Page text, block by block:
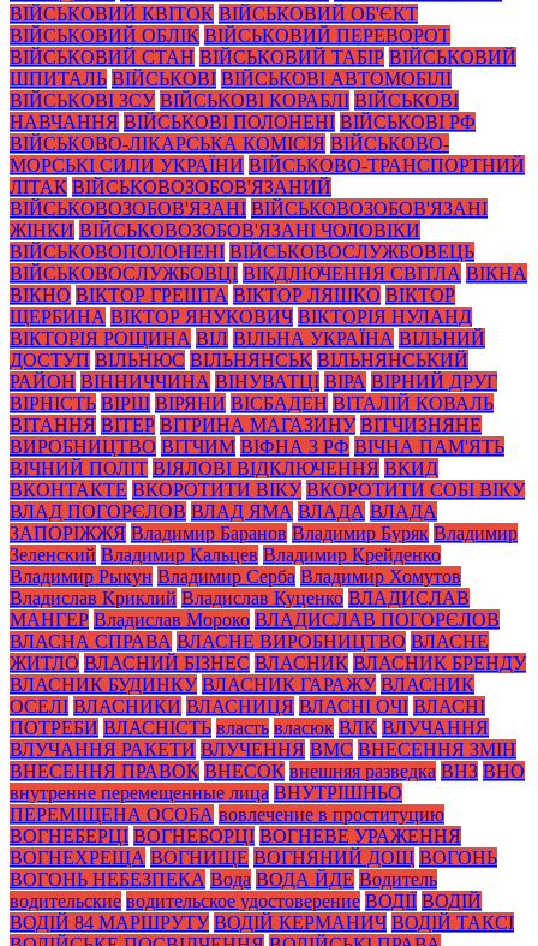
ВІЙСЬКОВИЙ КВІТОК ВІЙСЬКОВИЙ ОБ'ЄКТ
ВІЙСЬКОВИЙ ОБЛІК ВІЙСЬКОВИЙ ПЕРЕВОРОТ
ВІЙСЬКОВИЙ СТАН ВІЙСЬКОВИЙ ТАБІР ВІЙСЬКОВИЙ
ШПИТАЛЬ ВІЙСЬКОВІ ВІЙСЬКОВІ АВТОМОБІЛІ
ВІЙСЬКОВІ ЗСУ ВІЙСЬКОВІ КОРАБЛІ ВІЙСЬКОВІ
НАВЧАННЯ ВІЙСЬКОВІ ПОЛОНЕНІ ВІЙСЬКОВІ РФ
ВІЙСЬКОВО-ЛІКАРСЬКА КОМІСІЯ ВІЙСЬКОВО-
МОРСЬКІ СИЛИ УКРАЇНИ ВІЙСЬКОВО-ТРАНСПОРТНИЙ
ЛІТАК ВІЙСЬКОВОЗОБОВ'ЯЗАНИЙ
ВІЙСЬКОВОЗОБОВ'ЯЗАНІ ВІЙСЬКОВОЗОБОВ'ЯЗАНІ
ЖІНКИ ВІЙСЬКОВОЗОБОВ'ЯЗАНІ ЧОЛОВІКИ
ВІЙСЬКОВОПОЛОНЕНІ ВІЙСЬКОВОСЛУЖБОВЕЦЬ
ВІЙСЬКОВОСЛУЖБОВЦІ ВІКДЛЮЧЕННЯ СВІТЛА ВІКНА
ВІКНО ВІКТОР ГРЕШТА ВІКТОР ЛЯШКО ВІКТОР
ЩЕРБИНА ВІКТОР ЯНУКОВИЧ ВІКТОРІЯ НУЛАНД
ВІКТОРІЯ РОЩИНА ВІЛ ВІЛЬНА УКРАЇНА ВІЛЬНИЙ
ДОСТУП ВІЛЬНЮС ВІЛЬНЯНСЬК ВІЛЬНЯНСЬКИЙ
РАЙОН ВІННИЧЧИНА ВІНУВАТЦІ ВІРА ВІРНИЙ ДРУГ
ВІРНІСТЬ ВІРШ ВІРЯНИ ВІСБАДЕН ВІТАЛІЙ КОВАЛЬ
ВІТАННЯ ВІТЕР ВІТРИНА МАГАЗИНУ ВІТЧИЗНЯНЕ
ВИРОБНИЦТВО ВІТЧИМ ВІФНА З РФ ВІЧНА ПАМ'ЯТЬ
ВІЧНИЙ ПОЛІТ ВІЯЛОВІ ВІДКЛЮЧЕННЯ ВКИД
ВКОНТАКТЕ ВКОРОТИТИ ВІКУ ВКОРОТИТИ СОБІ ВІКУ
ВЛАД ПОГОРЄЛОВ ВЛАД ЯМА ВЛАДА ВЛАДА
ЗАПОРІЖЖЯ Владимир Баранов Владимир Буряк Владимир
Зеленский Владимир Кальцев Владимир Крейденко
Владимир Рыкун Владимир Серба Владимир Хомутов
Владислав Криклий Владислав Куценко ВЛАДИСЛАВ
МАНГЕР Владислав Мороко ВЛАДИСЛАВ ПОГОРЄЛОВ
ВЛАСНА СПРАВА ВЛАСНЕ ВИРОБНИЦТВО ВЛАСНЕ
ЖИТЛО ВЛАСНИЙ БІЗНЕС ВЛАСНИК ВЛАСНИК БРЕНДУ
ВЛАСНИК БУДИНКУ ВЛАСНИК ГАРАЖУ ВЛАСНИК
ОСЕЛІ ВЛАСНИКИ ВЛАСНИЦЯ ВЛАСНІ ОЧІ ВЛАСНІ
ПОТРЕБИ ВЛАСНІСТЬ власть власюк ВЛК ВЛУЧАННЯ
ВЛУЧАННЯ РАКЕТИ ВЛУЧЕННЯ ВМС ВНЕСЕННЯ ЗМІН
ВНЕСЕННЯ ПРАВОК ВНЕСОК внешняя разведка ВНЗ ВНО
внутренне перемещенные лица ВНУТРІШНЬО
ПЕРЕМІЩЕНА ОСОБА вовлечение в проституцию
ВОГНЕБЕРЦІ ВОГНЕБОРЦІ ВОГНЕВЕ УРАЖЕННЯ
ВОГНЕХРЕЩА ВОГНИЩЕ ВОГНЯНИЙ ДОЩ ВОГОНЬ
ВОГОНЬ НЕБЕЗПЕКА Вода ВОДА ЙДЕ Водитель
водительские водительское удостоверение ВОДІЇ ВОДІЙ
ВОДІЙ 84 МАРШРУТУ ВОДІЙ КЕРМАНИЧ ВОДІЙ ТАКСІ